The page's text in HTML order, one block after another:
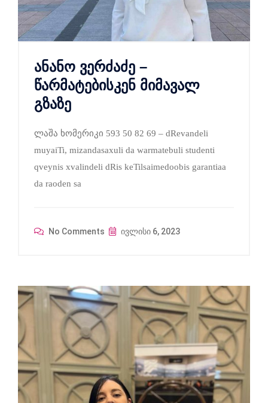
ანანო ვერძაძე –
წარმატებისკენ მიმავალ
გზაზე
ლაშა ხომერიკი 593 50 82 69 – dRevandeli
muyaiTi, mizandasaxuli da warmatebuli studenti
qveynis xvalindeli dRis keTilsaimedoobis garantiaa
da raoden sa
No Comments ივლისი 6, 2023